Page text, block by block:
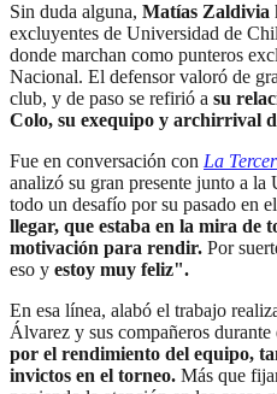
Sin duda alguna, Matías Zaldivia
excluyentes de Universidad de
donde marchan como punteros
Nacional. El defensor valoró de
club, y de paso se refirió a su
Colo, su exequipo y archirrival
Fue en conversación con La
analizó su gran presente junto a la
todo un desafío por su pasado en
llegar, que estaba en la mira de
motivación para rendir. Por
eso y estoy muy feliz".
En esa línea, alabó el trabajo
Álvarez y sus compañeros durante
por el rendimiento del equipo,
invictos en el torneo. Más que